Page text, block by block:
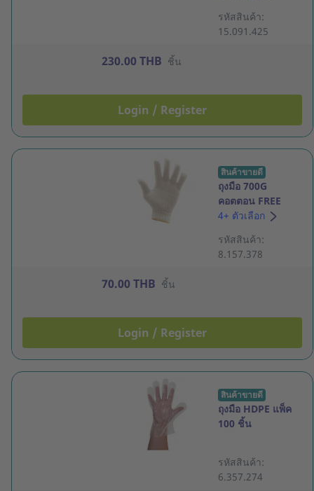
รหัสสินค้า:
15.091.425
230.00 THB ชิ้น
Login / Register
สินค้าขายดี
ถุงมือ 700G
คอตตอน FREE
SIZE ขาว/เหลือง
4+ ตัวเลือก
รหัสสินค้า:
8.157.378
70.00 THB ชิ้น
Login / Register
สินค้าขายดี
ถุงมือ HDPE แพ็ค
100 ชิ้น
รหัสสินค้า:
6.357.274